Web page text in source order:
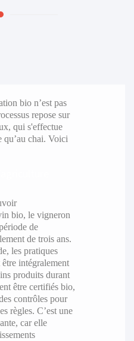
bio n’est pas
repose sur
qui s'effectue
qu’au chai. Voici
bio, le vigneron
de
de trois ans.
les pratiques
intégralement
produits durant
être certifiés bio,
contrôles pour
règles. C’est une
car elle